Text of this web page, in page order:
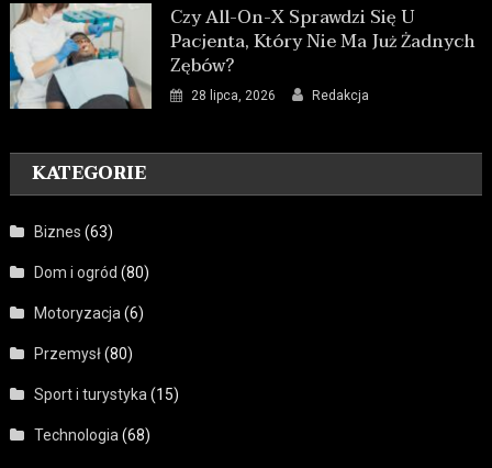
Czy All-On-X Sprawdzi Się U
Pacjenta, Który Nie Ma Już Żadnych
Zębów?
28 lipca, 2026 Redakcja
KATEGORIE
Biznes (63)
Dom i ogród (80)
Motoryzacja(6)
Przemysł(80)
Sport i turystyka(15)
Technologia(68)